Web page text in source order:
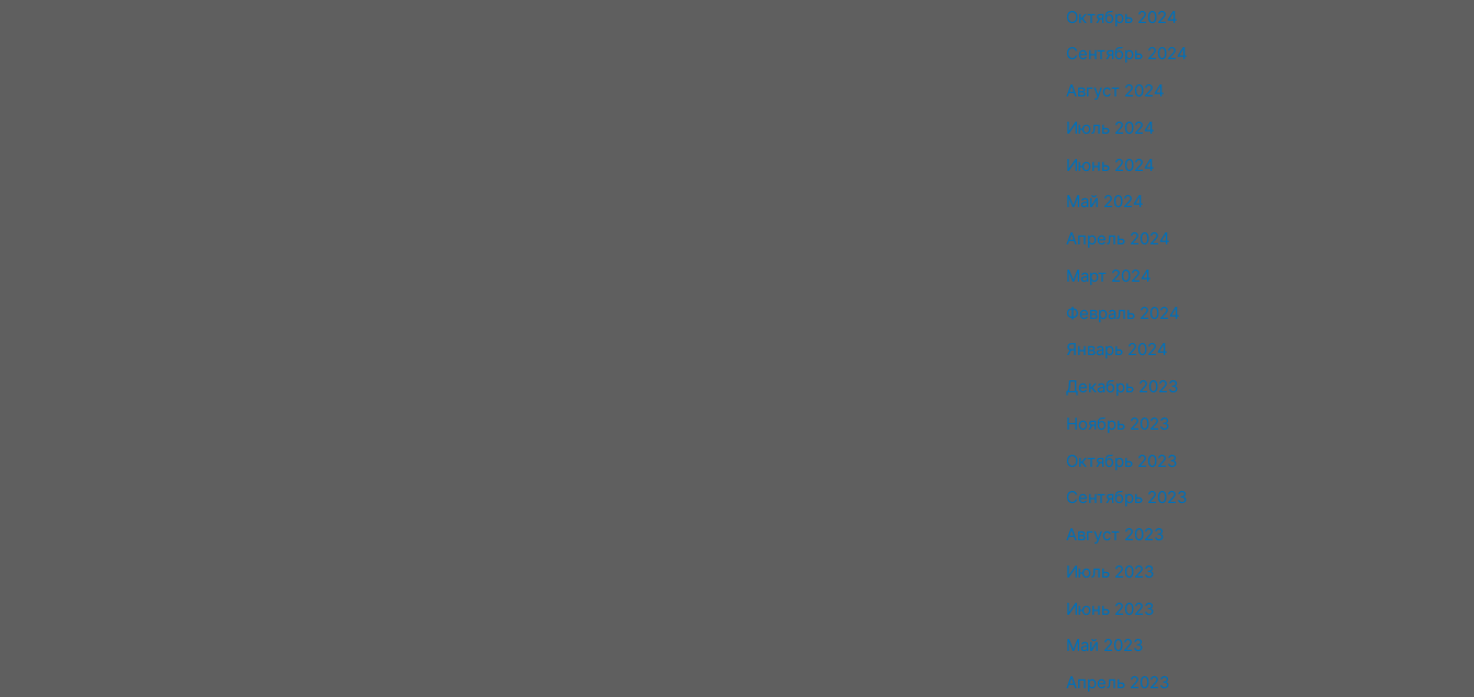
Октябрь 2024
Сентябрь 2024
Август 2024
Июль 2024
Июнь 2024
Май 2024
Апрель 2024
Март 2024
Февраль 2024
Январь 2024
Декабрь 2023
Ноябрь 2023
Октябрь 2023
Сентябрь 2023
Август 2023
Июль 2023
Июнь 2023
Май 2023
Апрель 2023